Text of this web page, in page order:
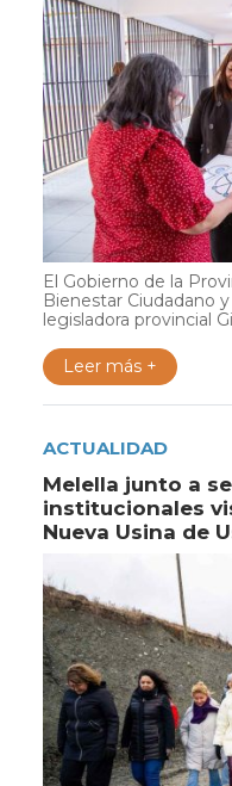
El Gobierno de la
Bienestar Ciudadano
legisladora provincial
Leer más +
ACTUALIDAD
Melella junto a
institucionales
Nueva Usina de